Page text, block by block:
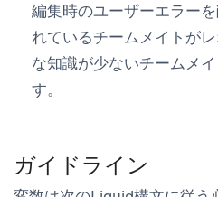
編集時のユーザーエラー
れているチームメイトが
な知識が少ないチームメ
す。
ガイドライン